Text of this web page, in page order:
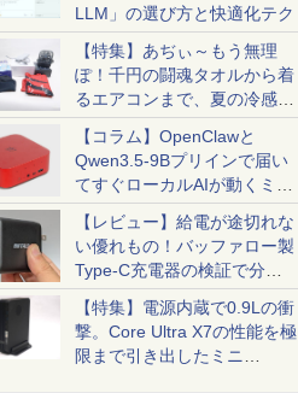
LLM」の選び方と快適化テク
【特集】あぢぃ～もう無理
ぽ！千円の闘魂タオルから着
るエアコンまで、夏の冷感グ
ッズ一挙紹介
【コラム】OpenClawと
Qwen3.5-9Bプリインで届い
てすぐローカルAIが動くミニ
PC「SER9 Pro」
【レビュー】給電が途切れな
い優れもの！バッファロー製
Type-C充電器の検証で分か
ったこと
【特集】電源内蔵で0.9Lの衝
撃。Core Ultra X7の性能を極
限まで引き出したミニ